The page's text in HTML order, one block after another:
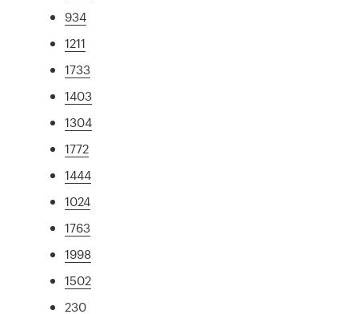
934
1211
1733
1403
1304
1772
1444
1024
1763
1998
1502
230